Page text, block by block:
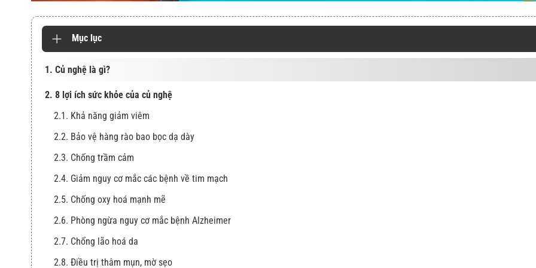
Mục lục
1. Củ nghệ là gì?
2. 8 lợi ích sức khỏe của củ nghệ
2.1. Khả năng giảm viêm
2.2. Bảo vệ hàng rào bao bọc dạ dày
2.3. Chống trầm cảm
2.4. Giảm nguy cơ mắc các bệnh về tim mạch
2.5. Chống oxy hoá mạnh mẽ
2.6. Phòng ngừa nguy cơ mắc bệnh Alzheimer
2.7. Chống lão hoá da
2.8. Điều trị thâm mụn, mờ sẹo